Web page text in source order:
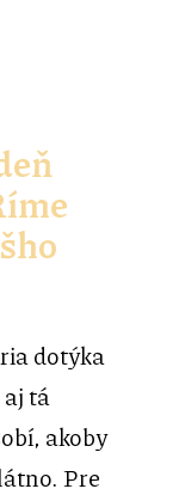
dotýka
tá
akoby
Pre